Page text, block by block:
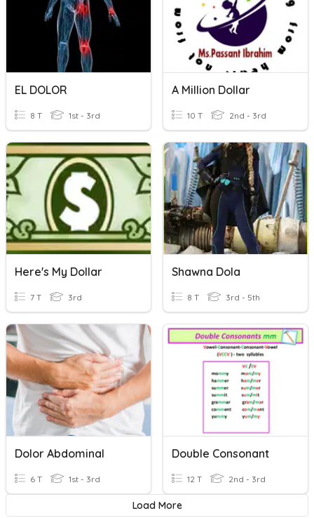
EL DOLOR
8 T 1st - 3rd
A Million Dollar
10 T 2nd - 3rd
Here's My Dollar
7 T 3rd
Shawna Dola
8 T 3rd - 5th
Dolor Abdominal
6 T 1st - 3rd
Double Consonant
12 T 2nd - 3rd
Load More